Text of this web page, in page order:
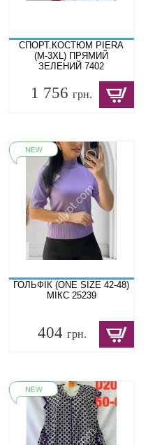
СПОРТ.КОСТЮМ PIERA
(M-3XL) ПРЯМИЙ
ЗЕЛЕНИЙ 7402
1 756грн.
ГОЛЬФІК (ONE SIZE 42-48)
МІКС 25239
404грн.